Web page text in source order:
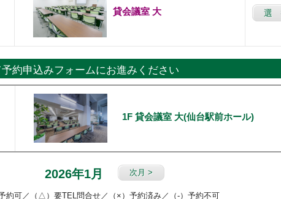
貸会議室 大 選
約申込みフォームにお進みください
1F 貸会議室 大(仙台駅前ホール)
2026年1月 次月 >
予約可／（△）要TEL問合せ／（×）予約済み／（-）予約不可